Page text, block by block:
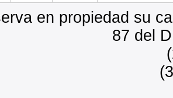
en propiedad su
87 del